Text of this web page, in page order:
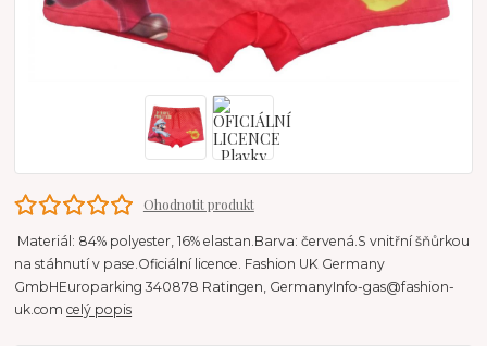
Ohodnotit produkt
Materiál: 84% polyester, 16% elastan.Barva: červená.S vnitřní šňůrkou
na stáhnutí v pase.Oficiální licence. Fashion UK Germany
GmbHEuroparking 340878 Ratingen, GermanyInfo-gas@fashion-
uk.comcelý popis